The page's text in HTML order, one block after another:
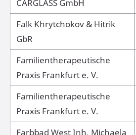
CARGLASS GmbH
Falk Khrytchokov & Hitrik
GbR
Familientherapeutische
Praxis Frankfurt e. V.
Familientherapeutische
Praxis Frankfurt e. V.
Farbbad West Inh. Michaela